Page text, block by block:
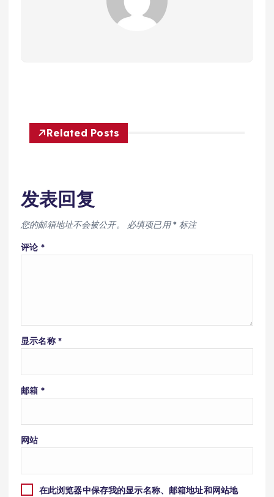
Related Posts
发表回复
您的邮箱地址不会被公开。 必填项已用* 标注
评论 *
显示名称 *
邮箱 *
网站
在此浏览器中保存我的显示名称、邮箱地址和网站地